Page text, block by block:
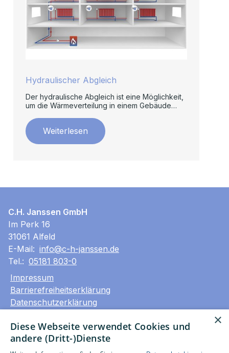
Hydraulischer Abgleich
Der hydraulische Abgleich ist eine Möglichkeit,
um die Wärmeverteilung in einem Gebäude
Weiterlesen
C.H. Janssen GmbH
Im Perk 16
31061 Alfeld
E-Mail: info@c-h-janssen.de
Tel.: 05181 803-0
Impressum
Barrierefreiheitserklärung
Datenschutzerklärung
Unsere Bereiche
×
Diese Webseite verwendet Cookies und
andere (Dritt-)Dienste